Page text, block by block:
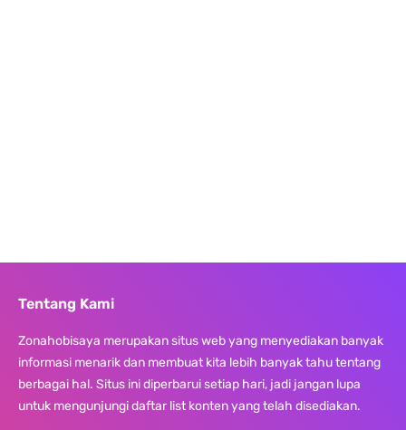
Tentang Kami
Zonahobisaya merupakan situs web yang menyediakan banyak
informasi menarik dan membuat kita lebih banyak tahu tentang
berbagai hal. Situs ini diperbarui setiap hari, jadi jangan lupa
untuk mengunjungi daftar list konten yang telah disediakan.